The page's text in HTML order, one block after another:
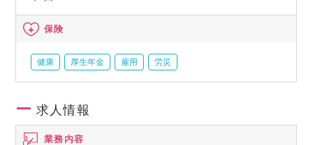
保険
健康 厚生年金 雇用 労災
求人情報
業務内容